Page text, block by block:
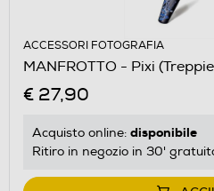
ACCESSORI FOTOGRAFIA
MANFROTTO - Pixi
€ 27,90
Acquisto online: disponibile
Ritiro in negozio in 30'